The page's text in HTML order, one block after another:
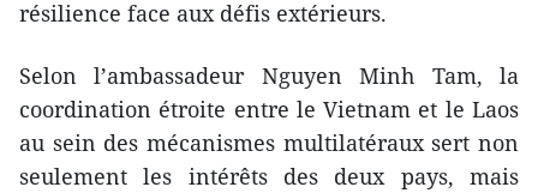
résilience face aux défis extérieurs.
Selon l’ambassadeur Nguyen Minh Tam, la
coordination étroite entre le Vietnam et le Laos
au sein des mécanismes multilatéraux sert non
seulement les intérêts des deux pays, mais